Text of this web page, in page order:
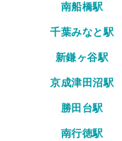
南船橋駅
千葉みなと駅
新鎌ヶ谷駅
京成津田沼駅
勝田台駅
南行徳駅